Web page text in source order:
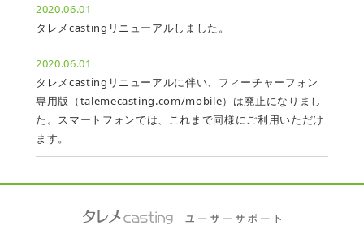
2020.06.01
タレメcastingリニューアルしました。
2020.06.01
タレメcastingリニューアルに伴い、フィーチャーフォン
専用版（talemecasting.com/mobile）は廃止になりまし
た。スマートフォンでは、これまで同様にご利用いただけ
ます。